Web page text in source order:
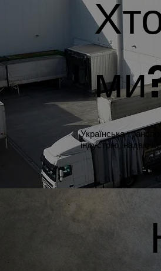
Українська
індустрію, надаючи